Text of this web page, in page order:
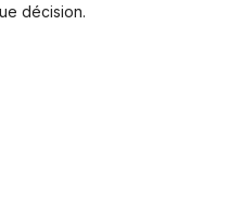
décision.